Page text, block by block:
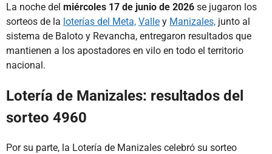
La noche del miércoles 17 de junio de 2026 se jugaron los
sorteos de la loterías del Meta, Valle y Manizales, junto al
sistema de Baloto y Revancha, entregaron resultados que
mantienen a los apostadores en vilo en todo el territorio
nacional.
Lotería de Manizales: resultados del
sorteo 4960
Por su parte, la Lotería de Manizales celebró su sorteo